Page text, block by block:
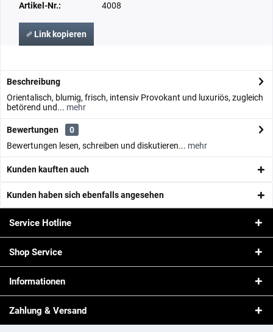
Artikel-Nr.: 4008
Link kopieren
Beschreibung
Orientalisch, blumig, frisch, intensiv Provokant und luxuriös, zugleich
betörend und... mehr
Bewertungen
0
Bewertungen lesen, schreiben und diskutieren... mehr
Kunden kauften auch
Kunden haben sich ebenfalls angesehen
Service Hotline
Shop Service
Informationen
Zahlung & Versand